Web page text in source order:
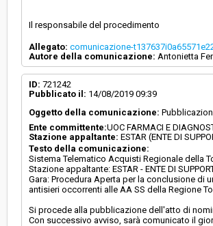
Il responsabile del procedimento
Allegato: comunicazione-
Autore della comunicazione: Antonietta
ID: 721242
Pubblicato il: 14/08/2019 09:39
Oggetto della comunicazione:
Ente committente:UOC FARMACI E
Stazione appaltante: ESTAR (ENTE DI
Testo della comunicazione:
Sistema Telematico Acquisti Regionale della
Stazione appaltante: ESTAR - ENTE DI
Gara: Procedura Aperta per la conclusione di
antisieri occorrenti alle AA SS della Regione
Si procede alla pubblicazione dell'atto di
Con successivo avviso, sarà comunicato il